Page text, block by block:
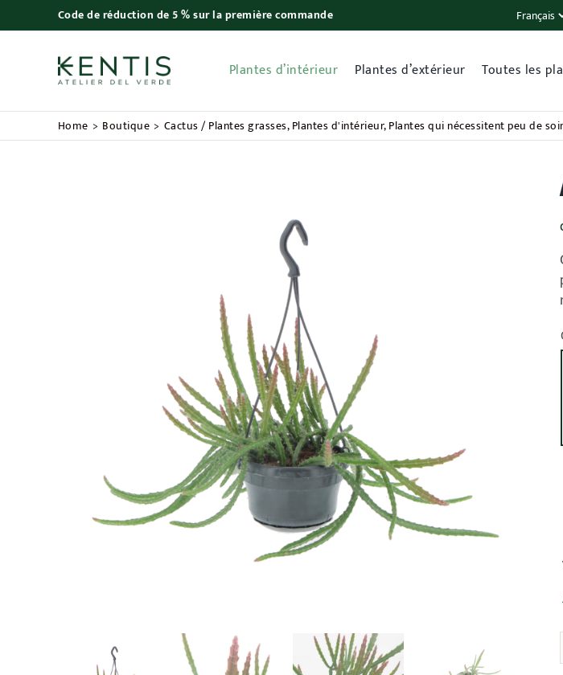
to
Code de réduction de 5 % sur la première commande
Plantes d’intérieur Plantes d’extérieur Toutes les
Home Boutique Cactus / Plantes grasses Plantes d'intérieur Plantes qui nécessitent peu de